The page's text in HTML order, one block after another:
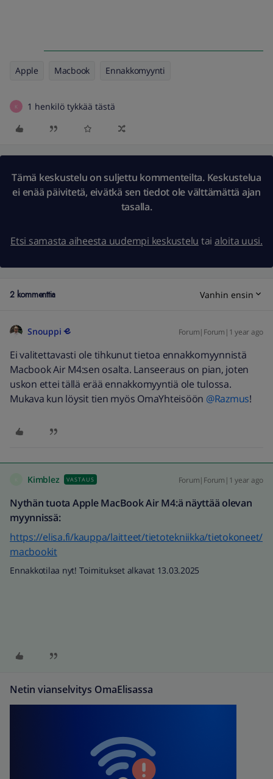
Apple Macbook Ennakkomyynti
K 1 henkilö tykkää tästä
Tämä keskustelu on suljettu kommenteilta. Keskustelua
ei enää päivitetä, eivätkä sen tiedot ole välttämättä ajan
tasalla.
Etsi samasta aiheesta uudempi keskustelu tai aloita uusi.
2 kommenttia Vanhin ensin
Snouppi Forum|Forum|1 year ago
Ei valitettavasti ole tihkunut tietoa ennakkomyynnistä
Macbook Air M4:sen osalta. Lanseeraus on pian, joten
uskon ettei tällä erää ennakkomyyntiä ole tulossa.
Mukava kun löysit tien myös OmaYhteisöön ​ @Razmus!
Kimblez VASTAUS Forum|Forum|1 year ago
Nythän tuota Apple MacBook Air M4:ä näyttää olevan
myynnissä:
https://elisa.fi/kauppa/laitteet/tietotekniikka/tietokoneet/
macbookit
Ennakkotilaa nyt! Toimitukset alkavat 13.03.2025
Netin vianselvitys OmaElisassa